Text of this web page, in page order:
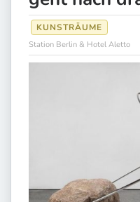
KUNSTRÄUME
Station Berlin & Hotel Aletto